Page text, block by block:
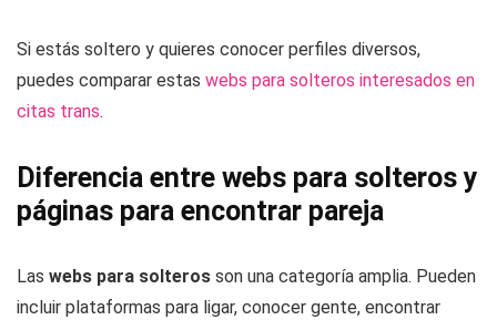
Si estás soltero y quieres conocer perfiles diversos,
puedes comparar estas webs para solteros interesados en
citas trans.
Diferencia entre webs para solteros y
páginas para encontrar pareja
Las webs para solteros son una categoría amplia. Pueden
incluir plataformas para ligar, conocer gente, encontrar